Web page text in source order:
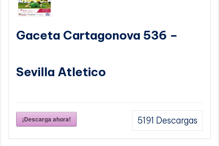
Gaceta Cartagonova 536 –
Sevilla Atletico
¡Descarga ahora! 5191 Descargas